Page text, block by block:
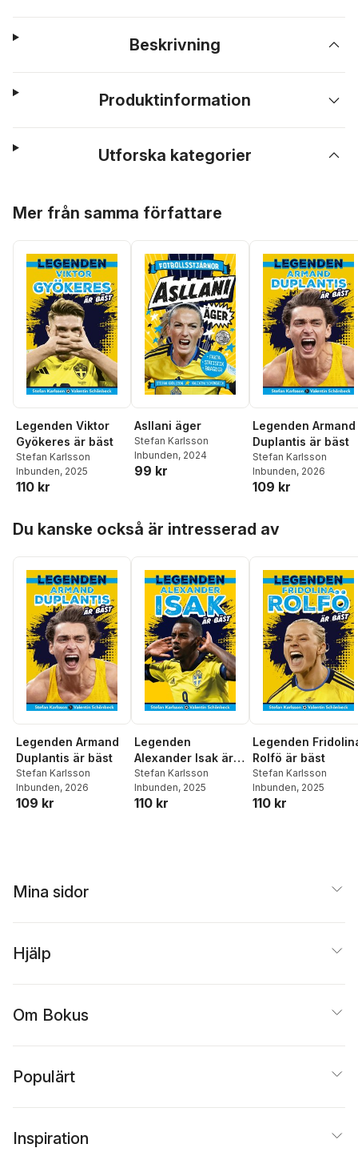
Beskrivning
Produktinformation
Utforska kategorier
Mer från samma författare
Legenden Viktor
Gyökeres är bäst
Stefan Karlsson
Inbunden, 2025
110 kr
Asllani äger
Stefan Karlsson
Inbunden, 2024
99 kr
Legenden Armand
Duplantis är bäst
Stefan Karlsson
Inbunden, 2026
109 kr
Du kanske också är intresserad av
Legenden Armand
Duplantis är bäst
Stefan Karlsson
Inbunden, 2026
109 kr
Legenden
Alexander Isak är
bäst
Stefan Karlsson
Inbunden, 2025
110 kr
Legenden
Rolfö är bäst
Stefan Karlsson
Inbunden, 2025
110 kr
Mina sidor
Hjälp
Om Bokus
Populärt
Inspiration